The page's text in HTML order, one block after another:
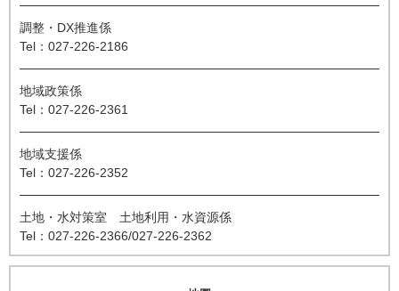
調整・DX推進係
Tel：027-226-2186
地域政策係
Tel：027-226-2361
地域支援係
Tel：027-226-2352
土地・水対策室 土地利用・水資源係
Tel：027-226-2366/027-226-2362